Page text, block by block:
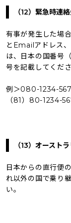
（12）緊急時連
有事が発生した場
とEmailアドレス
は、日本の国番号
号を記載してくだ
例＞080-1234-
（81）80-1234-
（13）オースト
日本からの直行便
れ以外の国で乗り
い。